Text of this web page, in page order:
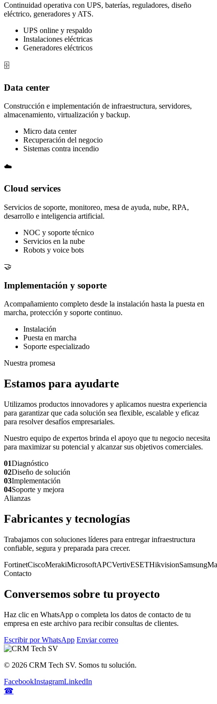
Continuidad operativa con UPS, baterías, reguladores, diseño
eléctrico, generadores y ATS.
UPS online y respaldo
Instalaciones eléctricas
Generadores eléctricos
🗄️
Data center
Construcción e implementación de infraestructura, servidores,
almacenamiento, virtualización y backup.
Micro data center
Recuperación del negocio
Sistemas contra incendio
☁️
Cloud services
Servicios de soporte, monitoreo, mesa de ayuda, nube, RPA,
desarrollo e inteligencia artificial.
NOC y soporte técnico
Servicios en la nube
Robots y voice bots
🤝
Implementación y soporte
Acompañamiento completo desde la instalación hasta la puesta en
marcha, protección y soporte continuo.
Instalación
Puesta en marcha
Soporte especializado
Nuestra promesa
Estamos para ayudarte
Utilizamos productos innovadores y aplicamos nuestra experiencia
para garantizar que cada solución sea flexible, escalable y eficaz
para resolver desafíos empresariales.
Nuestro equipo de expertos brinda el apoyo que tu negocio necesita
para maximizar su potencial y alcanzar sus objetivos comerciales.
01Diagnóstico
02Diseño de solución
03Implementación
04Soporte y mejora
Alianzas
Fabricantes y tecnologías
Trabajamos con soluciones líderes para entregar infraestructura
confiable, segura y preparada para crecer.
FortinetCiscoMerakiMicrosoftAPCVertivESETHikvisionSamsung
Contacto
Conversemos sobre tu proyecto
Haz clic en WhatsApp o completa los datos de contacto de tu
empresa en este archivo para recibir consultas de clientes.
Escribir por WhatsApp Enviar correo
© 2026 CRM Tech SV. Somos tu solución.
FacebookInstagramLinkedIn
☎